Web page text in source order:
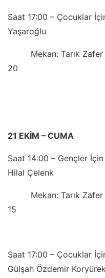
Saat 17:00 – Çocuklar
Yaşaroğlu
Mekan: Tarık Zafer
20
21 EKİM – CUMA
Saat 14:00 – Gençler
Hilal Çelenk
Mekan: Tarık Zafer
15
Saat 17:00 – Çocuklar
Gülşah Özdemir Koryürek